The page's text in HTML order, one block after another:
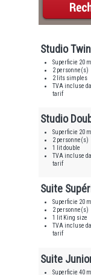
Studio Twin
Superficie 20
2 personne(s)
2 lits simples
TVA incluse
tarif
Studio
Superficie 20
2 personne(s)
1 lit double
TVA incluse
tarif
Suite
Superficie 20
2 personne(s)
1 lit King size
TVA incluse
tarif
Suite
Superficie 40